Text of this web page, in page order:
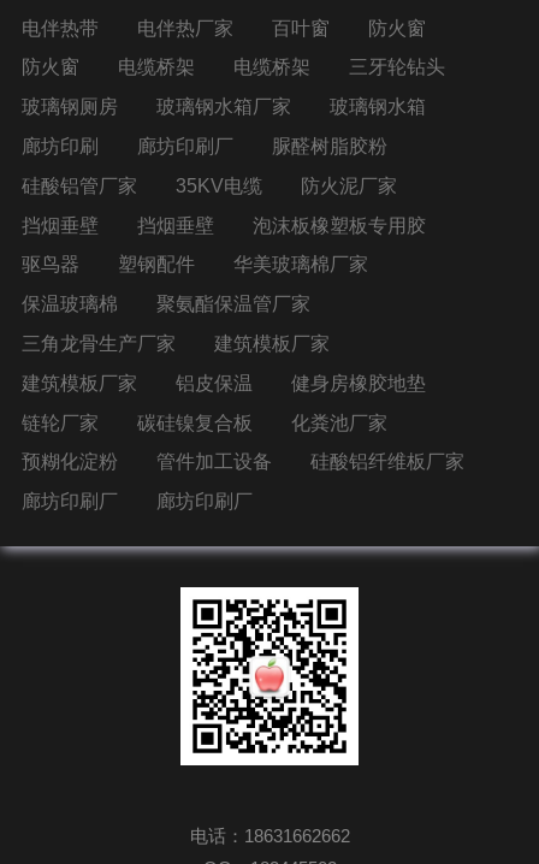
电伴热带
电伴热厂家 百叶窗
防火窗
防火窗
电缆桥架 电缆桥架
三牙轮钻头
玻璃钢厕房
玻璃钢水箱厂家
玻璃钢水箱
廊坊印刷
廊坊印刷厂
脲醛树脂胶粉
硅酸铝管厂家
35KV电缆
防火泥厂家
挡烟垂壁
挡烟垂壁
泡沫板橡塑板专用胶
驱鸟器
塑钢配件
华美玻璃棉厂家
保温玻璃棉
聚氨酯保温管厂家
三角龙骨生产厂家
建筑模板厂家
建筑模板厂家
铝皮保温
健身房橡胶地垫
链轮厂家
碳硅镍复合板
化粪池厂家
预糊化淀粉
管件加工设备
硅酸铝纤维板厂家
廊坊印刷厂
廊坊印刷厂
电话：18631662662